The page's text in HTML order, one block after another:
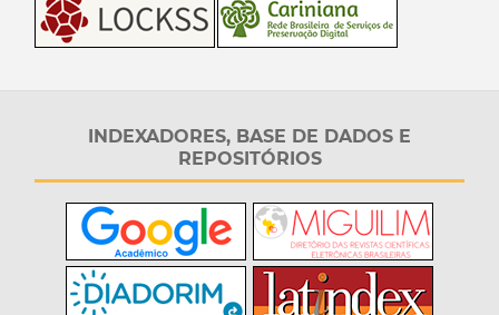
INDEXADORES, BASE DE DADOS E
REPOSITÓRIOS